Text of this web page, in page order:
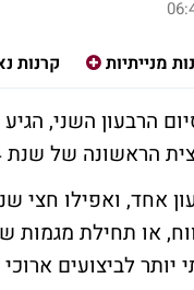
מנייתיות קרנות
הרבעון השני,
נתחיל השבוע עם סיכום התחום המנייתי.
אחד, ואפילו חצי
או תחילת
לביצועים